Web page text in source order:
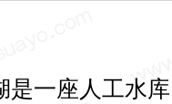
一座人工水